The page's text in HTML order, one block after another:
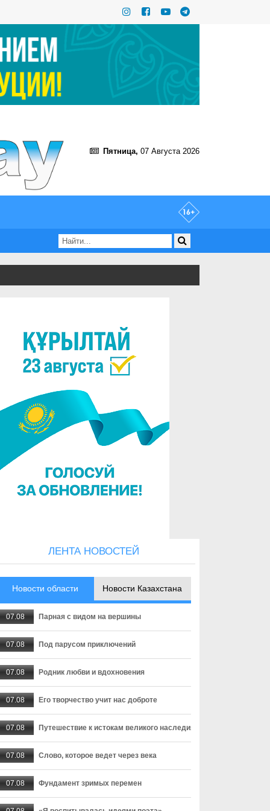
Пятница, 07 Августа 2026
ЛЕНТА НОВОСТЕЙ
Новости области Новости Казахстана
07.08 Парная с видом на вершины
07.08 Под парусом приключений
07.08 Родник любви и вдохновения
07.08 Его творчество учит нас доброте
07.08 Путешествие к истокам великого наследия
07.08 Слово, которое ведет через века
07.08 Фундамент зримых перемен